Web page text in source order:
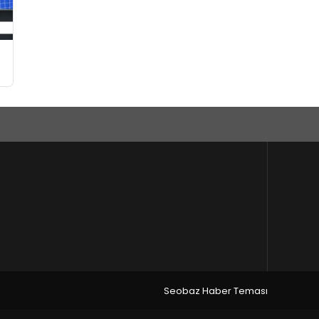
Seobaz Haber Teması